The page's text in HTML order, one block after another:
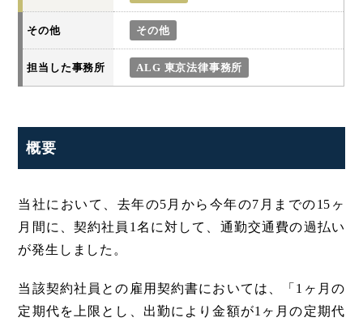
その他 その他
担当した事務所 ALG 東京法律事務所
概要
当社において、去年の5月から今年の7月までの15ヶ
月間に、契約社員1名に対して、通勤交通費の過払い
が発生しました。
当該契約社員との雇用契約書においては、「1ヶ月の
定期代を上限とし、出勤により金額が1ヶ月の定期代